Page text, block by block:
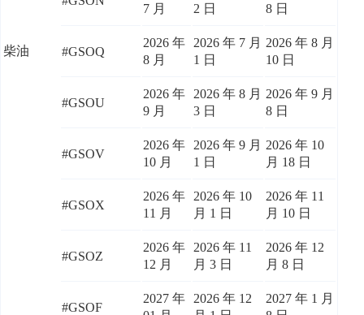
柴油
7 月
2 日
8 日
#GSOQ
2026 年
8 月
2026 年 7 月
1 日
2026 年 8 月
10 日
#GSOU
2026 年
9 月
2026 年 8 月
3 日
2026 年 9 月
8 日
#GSOV
2026 年
10 月
2026 年 9 月
1 日
2026 年 10
月 18 日
#GSOX
2026 年
11 月
2026 年 10
月 1 日
2026 年 11
月 10 日
#GSOZ
2026 年
12 月
2026 年 11
月 3 日
2026 年 12
月 8 日
#GSOF
2027 年
2026 年 12
2027 年 1 月